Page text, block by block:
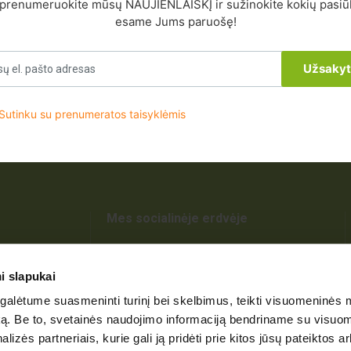
slapukai
suasmeninti turinį bei skelbimus, teikti visuomeninės
Be to, svetainės naudojimo informaciją bendriname su
partneriais, kurie gali ją pridėti prie kitos jūsų pateiktos
saugojimas
ir tvarkymas
ribojimas
Mes socialinėje erdvėje
JUMS PASIŪLYMŲ!
mūsų NAUJIENLAIŠKĮ ir sužinokite kokių
esame Jums paruošę!
Sutinku su prenumeratos taisyklėmis